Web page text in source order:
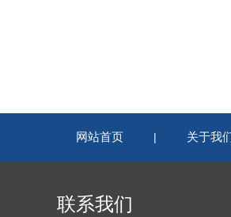
网站首页 | 关于我
联系我们